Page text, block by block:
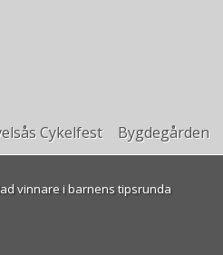
Cykelfest Bygdegården
vinnare i barnens tipsrunda